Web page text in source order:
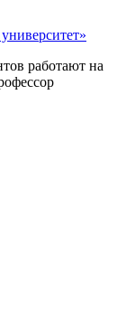
работают на